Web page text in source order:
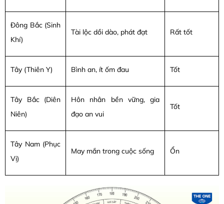
Đông Bắc (Sinh
Khí)
Tài lộc dồi dào, phát đạt Rất tốt
Tây (Thiên Y) Bình an, ít ốm đau Tốt
Tây Bắc (Diên
Niên)
Hôn nhân bền vững, gia
đạo an vui
Tốt
Tây Nam (Phục
Vị)
May mắn trong cuộc sống Ổn